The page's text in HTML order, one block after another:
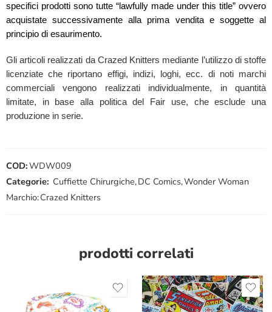
specifici prodotti sono tutte “lawfully made under this title” ovvero
acquistate successivamente alla prima vendita e soggette al
principio di esaurimento.
Gli articoli realizzati da Crazed Knitters mediante l’utilizzo di stoffe
licenziate che riportano effigi, indizi, loghi, ecc. di noti marchi
commerciali vengono realizzati individualmente, in quantità
limitate, in base alla politica del Fair use, che esclude una
produzione in serie.
COD:WDW009
Categorie: Cuffiette Chirurgiche,DC Comics,Wonder Woman
Marchio:Crazed Knitters
prodotti correlati